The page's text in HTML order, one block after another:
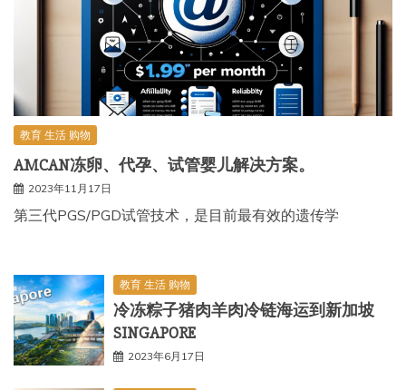
教育 生活 购物
AMCAN冻卵、代孕、试管婴儿解决方案。
2023年11月17日
第三代PGS/PGD试管技术，是目前最有效的遗传学
教育 生活 购物
冷冻粽子猪肉羊肉冷链海运到新加坡
SINGAPORE
2023年6月17日